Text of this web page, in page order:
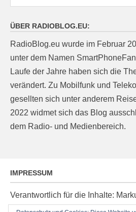
ÜBER RADIOBLOG.EU:
RadioBlog.eu wurde im Februar
unter dem Namen
Laufe der Jahre haben sich die
verändert. Zu Mobilfunk und
gesellten sich unter anderem
2022 widmet sich das Blog
dem Radio- und Medienbereich.
IMPRESSUM
Verantwortlich für die Inhalte:
Ziegelacker 20, D-63599